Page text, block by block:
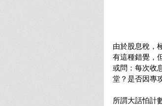
由於股息稅，
有這種錯覺，
或問：每次收
堂？是否因專
所謂大話怕計